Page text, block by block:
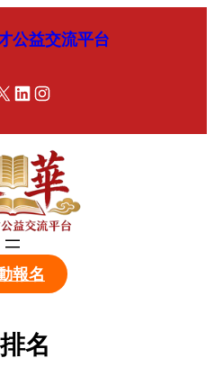
公益交流平台
LinkedIn Instagram
報名
名